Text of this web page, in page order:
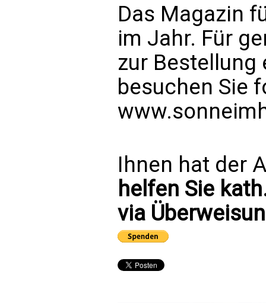
Das Magazin
im Jahr. Für
zur Bestellung
besuchen Sie
Ihnen hat der
helfen Sie
via